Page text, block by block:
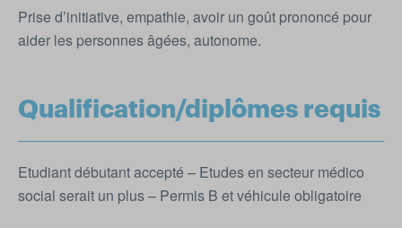
Prise d’initiative, empathie, avoir un goût prononcé pour
aider les personnes âgées, autonome.
Qualification/diplômes requis
Etudiant débutant accepté – Etudes en secteur médico
social serait un plus – Permis B et véhicule obligatoire